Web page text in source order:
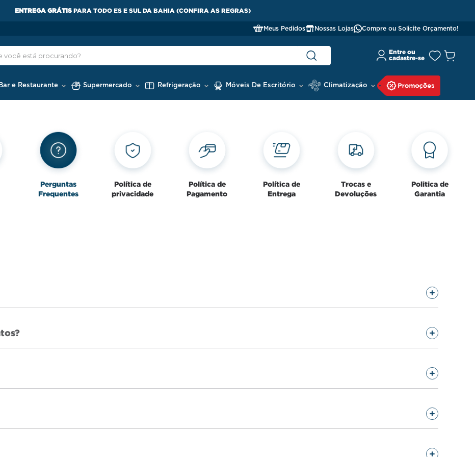
ENTREGA GRÁTISPARA TODO ES E SUL DA BAHIA (CONFIRA AS REGRAS)
Meus Pedidos Nossas Lojas Compre ou Solicite Orçamento!
Bar e Restaurante Supermercado Refrigeração Móveis De Escritório Climatização
Perguntas
Frequentes
Política de
privacidade
Política de
Pagamento
Política de
Entrega
Trocas e
Devoluções
Politica de
Garantia